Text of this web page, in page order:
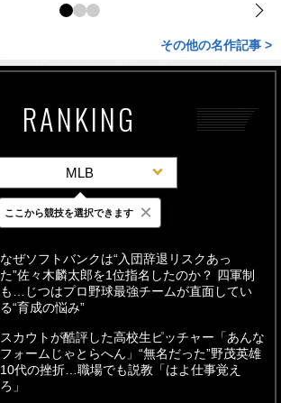
その他の名作記事 >
RANKING
MLB
最新 24時間 週間
なぜソフトバンクは“入団辞退リスクあっ
た”佐々木麟太郎を1位指名したのか？ 四軍制
も…じつはプロ野球最強チームが直面してい
る“育成の悩み”
スカウトが酷評した高校生ピッチャー「あんな
フォームじゃとらへん」“無名だった”野茂英雄
10代の挫折…職場でも説教「はよ仕事覚え
ろ」
ここから競技を選択できます ×